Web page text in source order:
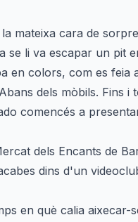
mateixa cara de
se li va escapar un pit
en colors, com es feia
dels mòbils. Fins i
comencés a
dels Encants de
dins d'un
en què calia aixecar-